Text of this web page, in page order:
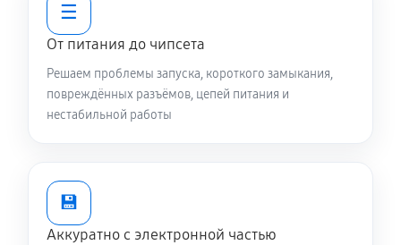
☰
От питания до чипсета
Решаем проблемы запуска, короткого замыкания,
повреждённых разъёмов, цепей питания и
нестабильной работы
💾
Аккуратно с электронной частью